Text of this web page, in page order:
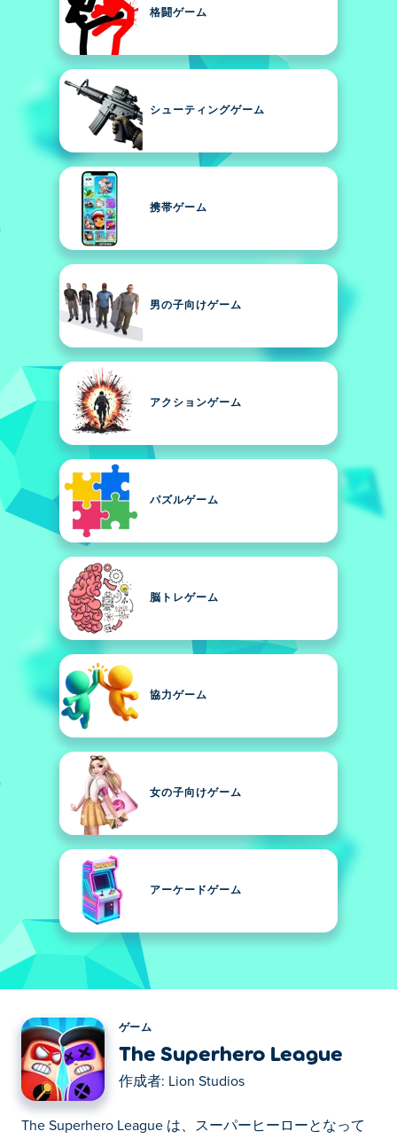
格闘ゲーム
シューティングゲーム
携帯ゲーム
男の子向けゲーム
アクションゲーム
パズルゲーム
脳トレゲーム
協力ゲーム
女の子向けゲーム
アーケードゲーム
ゲーム
The Superhero League
作成者: Lion Studios
The Superhero League は、スーパーヒーローとなって